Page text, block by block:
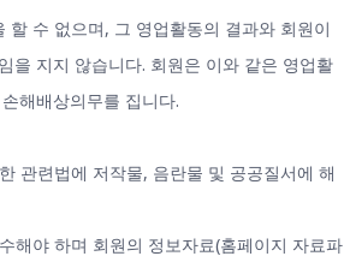
수 없으며, 그 영업활동의 결과와 회원이
을 지지 않습니다. 회원은 이와 같은 영업활
해배상의무를 집니다.
관련법에 저작물, 음란물 및 공공질서에 해
해야 하며 회원의 정보자료(홈페이지 자료파